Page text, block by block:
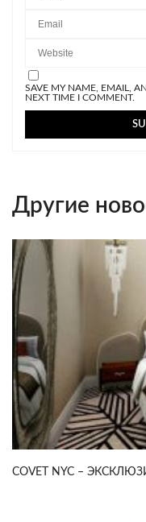
SAVE MY NAME, EMAIL,
NEXT TIME I COMMENT.
Другие
COVET NYC –